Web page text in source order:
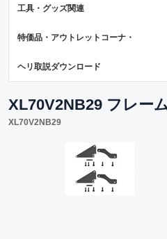
工具・グッズ関連
特価品・アウトレットコーナ・
ヘリ取説ダウンロード
XL70V2NB29 フレー
XL70V2NB29